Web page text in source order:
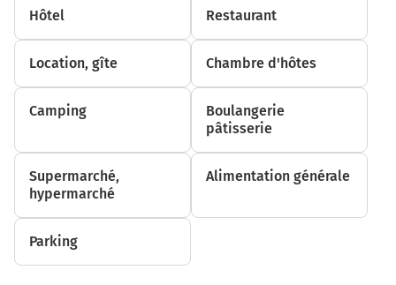
Au rond-point, prendre la 1ère sortie sur D906 (Rue de
la Libération) et continuer sur 300 mètres
Au rond-point, prendre la 2ème sortie sur D906 (Rue de
la Libération) et continuer sur 1,7 kilomètre
D906
continuer sur 350 mètres
2,6 km
Hôtel Restaurant
Location, gîte Chambre d'hôtes
Camping
Boulangerie
pâtisserie
Supermarché,
hypermarché
Alimentation générale
Parking